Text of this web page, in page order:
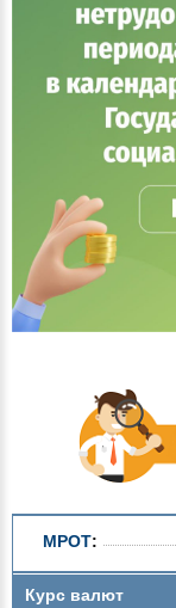
МРОТ:
Курс валют